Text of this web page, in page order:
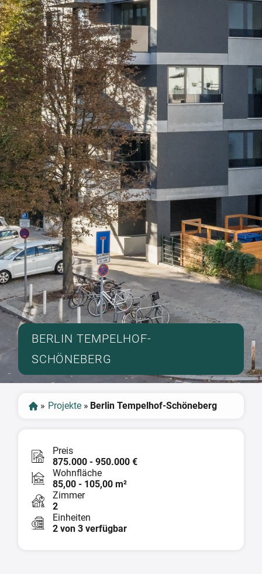
BERLIN TEMPELHOF-
SCHÖNEBERG
» Projekte » Berlin Tempelhof-Schöneberg
Preis
875.000 - 950.000 €
Wohnfläche
85,00 - 105,00 m²
Zimmer
2
Einheiten
2 von 3 verfügbar